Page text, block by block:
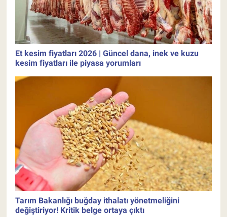
Et kesim fiyatları 2026 | Güncel dana, inek ve kuzu
kesim fiyatları ile piyasa yorumları
Tarım Bakanlığı buğday ithalatı yönetmeliğini
değiştiriyor! Kritik belge ortaya çıktı